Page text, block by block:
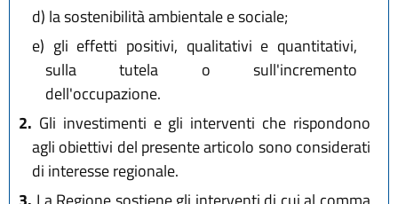
d) la sostenibilità ambientale e sociale;
e) gli effetti positivi, qualitativi e quantitativi,
sulla tutela o sull'incremento
dell'occupazione.
2. Gli investimenti e gli interventi che rispondono
agli obiettivi del presente articolo sono considerati
di interesse regionale.